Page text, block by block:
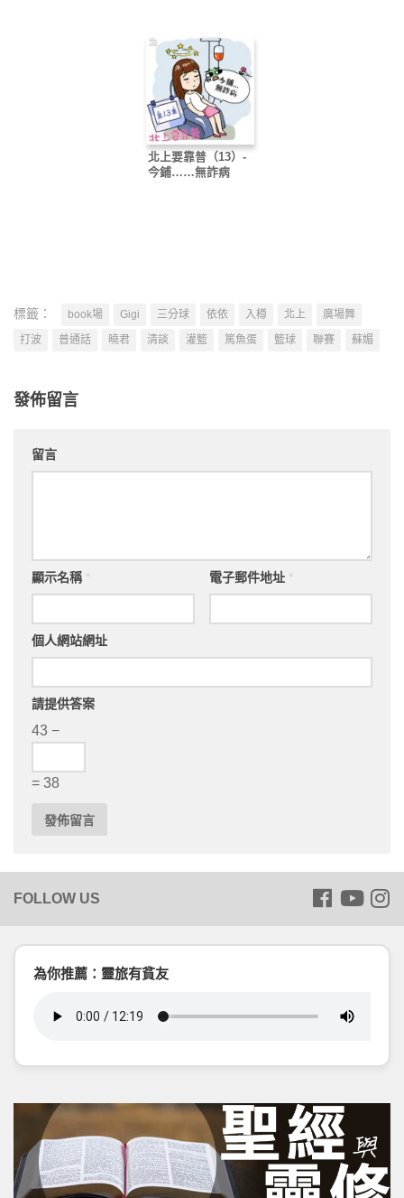
北上要靠普（13）-
今鋪……無詐病
標籤： book場 Gigi 三分球 依依 入樽 北上
廣場舞
打波
普通話 曉君 清談 灌籃 篤魚蛋 籃球 聯賽 蘇媚
發佈留言
留言
顯示名稱 電子郵件地址
個人網站網址
請提供答案
43 −
= 38
為你推薦：靈旅有貧友